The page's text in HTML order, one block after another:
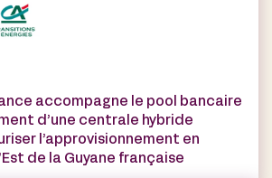
accompagne le pool bancaire
d’une centrale hybride
l’approvisionnement en
de la Guyane française